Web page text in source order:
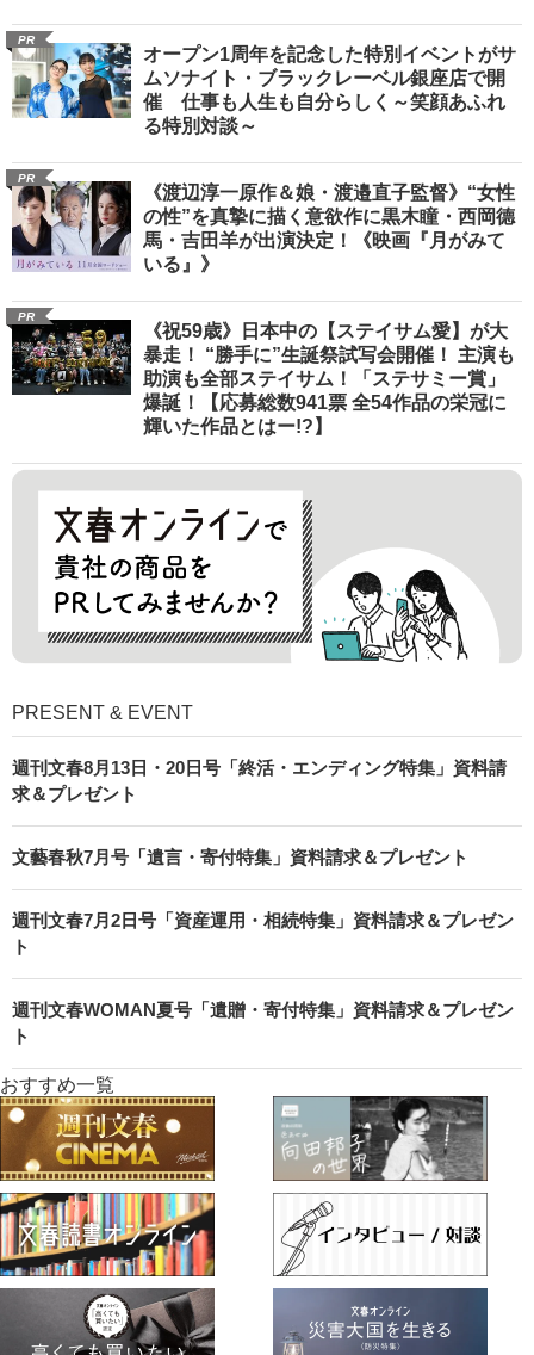
PR
オープン1周年を記念した特別イベントがサ
ムソナイト・ブラックレーベル銀座店で開
催 仕事も人生も自分らしく～笑顔あふれ
る特別対談～
PR
《渡辺淳一原作＆娘・渡邉直子監督》“女性
の性”を真摯に描く意欲作に黒木瞳・西岡德
馬・吉田羊が出演決定！《映画『月がみて
いる』》
PR
《祝59歳》日本中の【ステイサム愛】が大
暴走！ “勝手に”生誕祭試写会開催！ 主演も
助演も全部ステイサム！「ステサミー賞」
爆誕！【応募総数941票 全54作品の栄冠に
輝いた作品とはー!?】
PRESENT & EVENT
週刊文春8月13日・20日号「終活・エンディング特集」資料請
求＆プレゼント
文藝春秋7月号「遺言・寄付特集」資料請求＆プレゼント
週刊文春7月2日号「資産運用・相続特集」資料請求＆プレゼン
ト
週刊文春WOMAN夏号「遺贈・寄付特集」資料請求＆プレゼン
ト
おすすめ一覧